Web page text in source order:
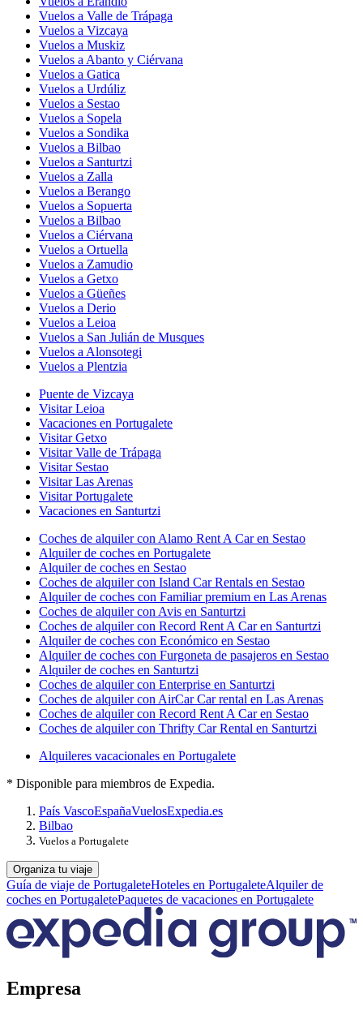
Vuelos a Valle de Trápaga
Vuelos a Vizcaya
Vuelos a Muskiz
Vuelos a Abanto y Ciérvana
Vuelos a Gatica
Vuelos a Urdúliz
Vuelos a Sestao
Vuelos a Sopela
Vuelos a Sondika
Vuelos a Bilbao
Vuelos a Santurtzi
Vuelos a Zalla
Vuelos a Berango
Vuelos a Sopuerta
Vuelos a Bilbao
Vuelos a Ciérvana
Vuelos a Ortuella
Vuelos a Zamudio
Vuelos a Getxo
Vuelos a Güeñes
Vuelos a Derio
Vuelos a Leioa
Vuelos a San Julián de Musques
Vuelos a Alonsotegi
Vuelos a Plentzia
Puente de Vizcaya
Visitar Leioa
Vacaciones en Portugalete
Visitar Getxo
Visitar Valle de Trápaga
Visitar Sestao
Visitar Las Arenas
Visitar Portugalete
Vacaciones en Santurtzi
Coches de alquiler con Alamo Rent A Car en Sestao
Alquiler de coches en Portugalete
Alquiler de coches en Sestao
Coches de alquiler con Island Car Rentals en Sestao
Alquiler de coches con Familiar premium en Las Arenas
Coches de alquiler con Avis en Santurtzi
Coches de alquiler con Record Rent A Car en Santurtzi
Alquiler de coches con Económico en Sestao
Alquiler de coches con Furgoneta de pasajeros en Sestao
Alquiler de coches en Santurtzi
Coches de alquiler con Enterprise en Santurtzi
Coches de alquiler con AirCar Car rental en Las Arenas
Coches de alquiler con Record Rent A Car en Sestao
Coches de alquiler con Thrifty Car Rental en Santurtzi
Alquileres vacacionales en Portugalete
* Disponible para miembros de Expedia.
País VascoEspañaVuelosExpedia.es
Bilbao
Vuelos a Portugalete
Organiza tu viaje
Guía de viaje de PortugaleteHoteles en PortugaleteAlquiler de
coches en PortugaletePaquetes de vacaciones en Portugalete
Empresa